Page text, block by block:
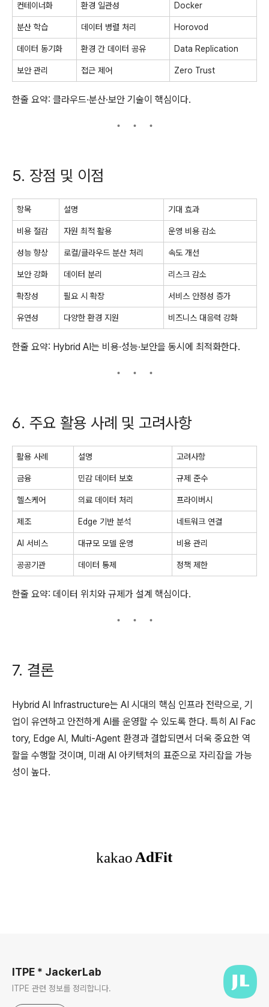
컨테이너화 환경 일관성 Docker
분산 학습 데이터 병렬 처리 Horovod
데이터 동기화 환경 간 데이터 공유 Data Replication
보안 관리 접근 제어 Zero Trust
한줄 요약: 클라우드·분산·보안 기술이 핵심이다.
5. 장점 및 이점
항목 설명 기대 효과
비용 절감 자원 최적 활용 운영 비용 감소
성능 향상 로컬/클라우드 분산 처리 속도 개선
보안 강화 데이터 분리 리스크 감소
확장성 필요 시 확장 서비스 안정성 증가
유연성 다양한 환경 지원 비즈니스 대응력 강화
한줄 요약: Hybrid AI는 비용·성능·보안을 동시에 최적화한다.
6. 주요 활용 사례 및 고려사항
활용 사례 설명 고려사항
금융 민감 데이터 보호 규제 준수
헬스케어 의료 데이터 처리 프라이버시
제조 Edge 기반 분석 네트워크 연결
AI 서비스 대규모 모델 운영 비용 관리
공공기관 데이터 통제 정책 제한
한줄 요약: 데이터 위치와 규제가 설계 핵심이다.
7. 결론
Hybrid AI Infrastructure는 AI 시대의 핵심 인프라 전략으로, 기
업이 유연하고 안전하게 AI를 운영할 수 있도록 한다. 특히 AI Fac
tory, Edge AI, Multi-Agent 환경과 결합되면서 더욱 중요한 역
할을 수행할 것이며, 미래 AI 아키텍처의 표준으로 자리잡을 가능
성이 높다.
ITPE * JackerLab
ITPE 관련 정보를 정리합니다.